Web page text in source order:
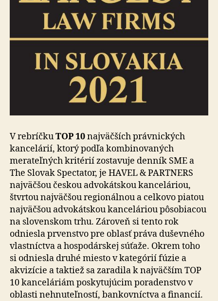
V rebríčkuTOP 10najväčších právnických
kancelárií, ktorý podľa kombinovaných
merateľných kritérií zostavuje denník SME a
The Slovak Spectator, je HAVEL & PARTNERS
najväčšou českou advokátskou kanceláriou,
štvrtou najväčšou regionálnou a celkovo piatou
najväčšou advokátskou kanceláriou pôsobiacou
na slovenskom trhu. Zároveň si tento rok
odniesla prvenstvo pre oblasť práva duševného
vlastníctva a hospodárskej súťaže. Okrem toho
si odniesla druhé miesto v kategórií fúzie a
akvizície a taktiež sa zaradila k najväčším TOP
10 kanceláriám poskytujúcim poradenstvo v
oblasti nehnuteľností, bankovníctva a financií.